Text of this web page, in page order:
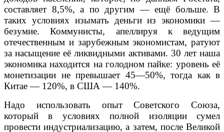
составляет 8,5%, а по другим — ещё больше. В
таких условиях изымать деньги из экономики —
безумие. Коммунисты, апеллируя к ведущим
отечественным и зарубежным экономистам, ратуют
за насыщение её ликвидными активами. 30 лет наша
экономика находится на голодном пайке: уровень её
монетизации не превышает 45—50%, тогда как в
Китае — 120%, в США — 140%.
Надо использовать опыт Советского Союза,
который в условиях полной изоляции сумел
провести индустриализацию, а затем, после Великой